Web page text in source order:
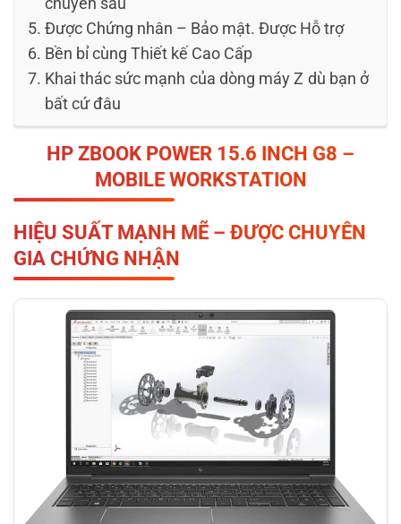
chuyên sâu
Được Chứng nhân – Bảo mật. Được Hỗ trợ
Bền bỉ cùng Thiết kế Cao Cấp
Khai thác sức mạnh của dòng máy Z dù bạn ở
bất cứ đâu
HP ZBOOK POWER 15.6 INCH G8 –
MOBILE WORKSTATION
HIỆU SUẤT MẠNH MẼ – ĐƯỢC CHUYÊN
GIA CHỨNG NHẬN